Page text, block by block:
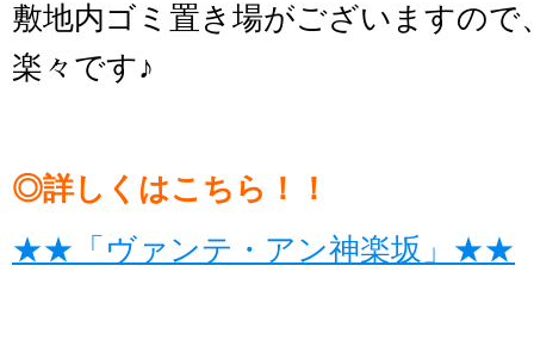
敷地内ゴミ置き場がございますので
楽々です♪
◎詳しくはこちら！！
★★「ヴァンテ・アン神楽坂」★★